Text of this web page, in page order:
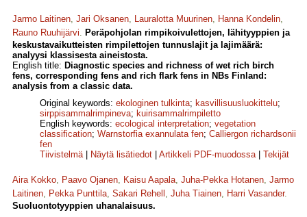
Jarmo Laitinen, Jari Oksanen, Lauralotta Muurinen, Hanna Kondelin,
Rauno Ruuhijärvi. Peräpohjolan rimpikoivulettojen, lähityyppien ja
keskustavaikutteisten rimpilettojen tunnuslajit ja lajimäärä:
analyysi klassisesta aineistosta.
English title: Diagnostic species and richness of wet rich birch
fens, corresponding fens and rich flark fens in NBs Finland:
analysis from a classic data.
Original keywords: ekologinen tulkinta; kasvillisuusluokittelu;
sirppisammalrimpineva; kuirisammalrimpiletto
English keywords: ecological interpretation; vegetation
classification; Warnstorfia exannulata fen; Calliergon richardsonii
fen
Tiivistelmä| Näytä lisätiedot Artikkeli PDF-muodossa| Tekijät
Aira Kokko, Paavo Ojanen, Kaisu Aapala, Juha-Pekka Hotanen, Jarmo
Laitinen, Pekka Punttila, Sakari Rehell , Juha Tiainen, Harri Vasander.
Suoluontotyyppien uhanalaisuus.